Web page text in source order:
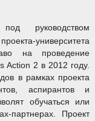
руководством
университета
на проведение
Action 2 в 2012 году.
в рамках проекта
аспирантов и
обучаться или
партнерах. Проект